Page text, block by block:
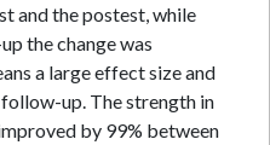
and the postest, while
the change was
a large effect size and
up. The strength in
by 99% between